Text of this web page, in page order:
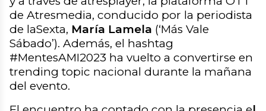
de Atresmedia, conducido por la periodista
de laSexta, María Lamela (‘Más Vale
Sábado’). Además, el hashtag
#MentesAMI2023 ha vuelto a convertirse en
trending topic nacional durante la mañana
del evento.